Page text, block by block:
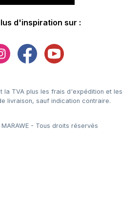
d'inspiration sur :
la TVA plus les frais d'expédition et les
livraison, sauf indication contraire.
- Tous droits réservés